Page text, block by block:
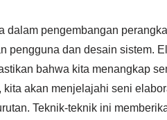
dalam pengembangan
pengguna dan desain sistem.
bahwa kita menangkap
akan menjelajahi seni
Teknik-teknik ini